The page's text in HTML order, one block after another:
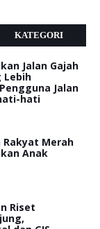
KATEGORI
Jalan Gajah
Lebih
Jalan
hati
Rakyat Merah
Anak
Riset